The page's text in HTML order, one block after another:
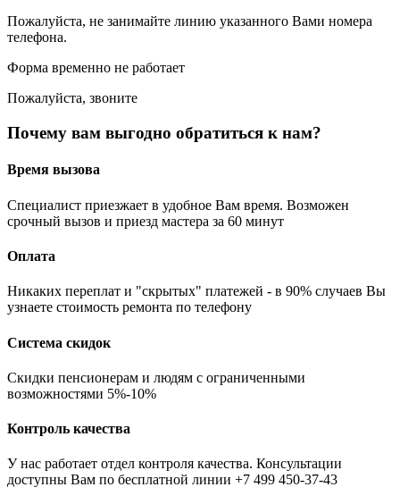
Пожалуйста, не занимайте линию указанного Вами номера
телефона.
Форма временно не работает
Пожалуйста, звоните
Почему вам выгодно обратиться к нам?
Время вызова
Специалист приезжает в удобное Вам время. Возможен
срочный вызов и приезд мастера за 60 минут
Оплата
Никаких переплат и "скрытых" платежей - в 90% случаев Вы
узнаете стоимость ремонта по телефону
Система скидок
Скидки пенсионерам и людям с ограниченными
возможностями 5%-10%
Контроль качества
У нас работает отдел контроля качества. Консультации
доступны Вам по бесплатной линии +7 499 450-37-43